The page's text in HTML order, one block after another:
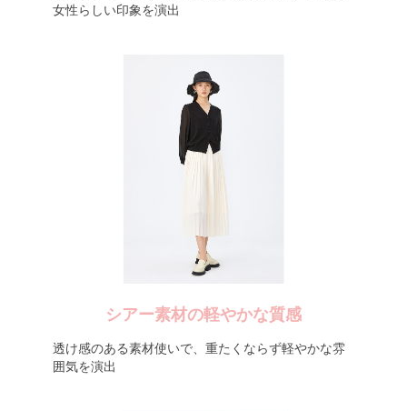
女性らしい印象を演出
シアー素材の軽やかな質感
透け感のある素材使いで、重たくならず軽やかな雰
囲気を演出